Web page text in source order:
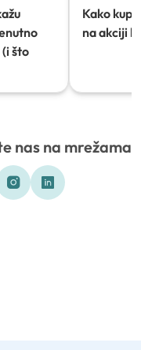
što
Kako
na akciji
nas na mrežama